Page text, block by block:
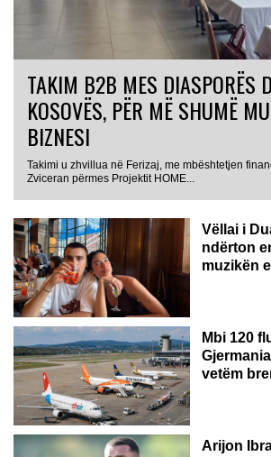
TAKIM B2B MES DIASPORËS
KOSOVËS, PËR MË SHUMË
BIZNESI
Takimi u zhvillua në Ferizaj, me mbështetjen
Zviceran përmes Projektit HOME...
Vëllai i
ndërton
muzikën
GJERMANI
Mbi 120
vetëm
Arijon